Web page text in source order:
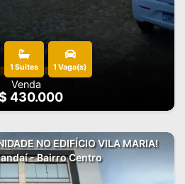
1 Suites 1 Vaga(s)
Venda
430.000
NO EDIFÍCIO VILA MARIA!
- Bairro Centro